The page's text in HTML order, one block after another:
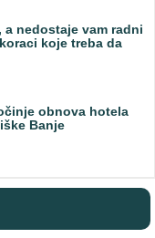
nedostaje vam radni
koje treba da
obnova hotela
Banje